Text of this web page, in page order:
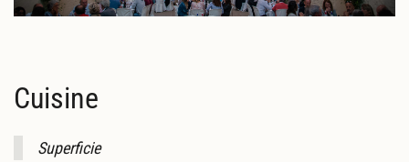
Cuisine
Superficie